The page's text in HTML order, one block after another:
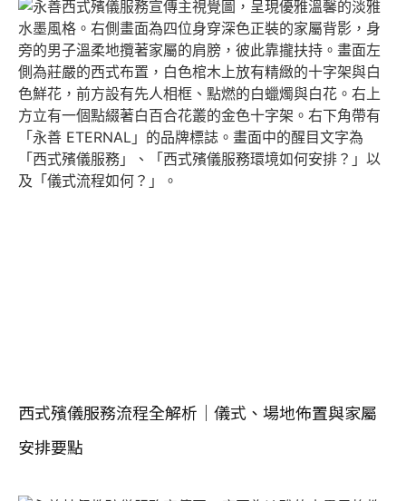
西式殯儀服務流程全解析｜儀式、場地佈置與家屬
安排要點